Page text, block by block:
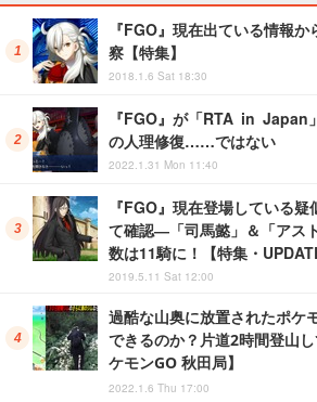
『FGO』現在出ている情報
察【特集】
2018.1.6 Sat 18:30
『FGO』が「RTA in Japan
の人理修復……ではない
2022.1.31 Mon 11:40
『FGO』現在登場している
て確認―「司馬懿」＆「アス
数は11騎に！【特集・
2019.5.11 Sat 12:00
過酷な山奥に放置されたポケ
できるのか？片道2時間登山
ケモンGO 秋田局】
2022.1.6 Thu 17:00